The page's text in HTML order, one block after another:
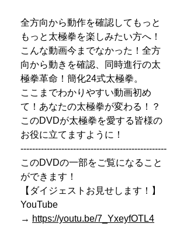
全方向から動作を確認してもっと
もっと太極拳を楽しみたい方へ！
こんな動画今までなかった！全方
向から動きを確認、同時進行の太
極拳革命！簡化24式太極拳。
ここまでわかりやすい動画初め
て！あなたの太極拳が変わる！？
このDVDが太極拳を愛する皆様の
お役に立てますように！
--------------------------------------------------
このDVDの一部をご覧になること
ができます！
【ダイジェストお見せします！】
YouTube
→ https://youtu.be/7_YxeyfOTL4